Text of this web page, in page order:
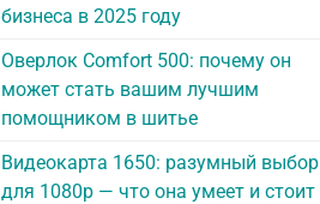
бизнеса в 2025 году
Оверлок Comfort 500: почему он
может стать вашим лучшим
помощником в шитье
Видеокарта 1650: разумный выбор
для 1080p — что она умеет и стоит